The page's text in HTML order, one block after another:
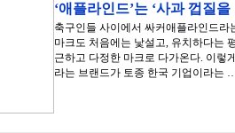
‘애플라인드’는 ‘사과 껍질
축구인들 사이에서 싸커애플라인드
마크도 처음에는 낯설고, 유치하다는
근하고 다정한 마크로 다가온다. 이렇
라는 브랜드가 토종 한국 기업이라는